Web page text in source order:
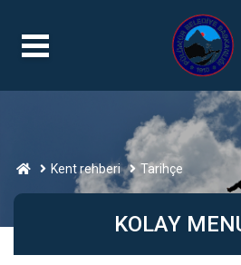
Kent rehberi Tarihçe
KOLAY